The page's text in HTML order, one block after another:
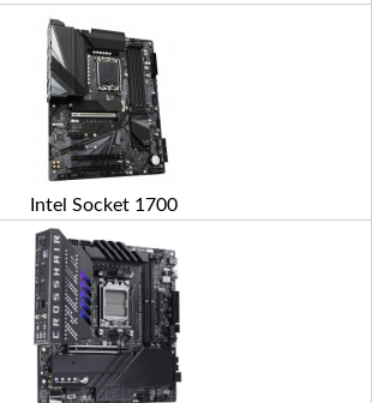
Intel Socket 1700